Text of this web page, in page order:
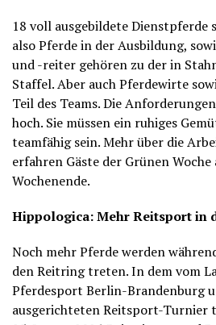
18 voll ausgebildete Dienstpferde
also Pferde in der Ausbildung,
und -reiter gehören zu der in
Staffel. Aber auch Pferdewirte
Teil des Teams. Die
hoch. Sie müssen ein ruhiges
teamfähig sein. Mehr über die
erfahren Gäste der Grünen Woche
Wochenende.
Hippologica: Mehr Reitsport in
Noch mehr Pferde werden
den Reitring treten. In dem vom
Pferdesport Berlin-Brandenburg
ausgerichteten Reitsport-Turnier